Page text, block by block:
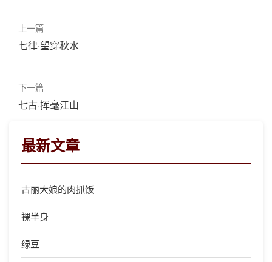
上一篇
七律·望穿秋水
下一篇
七古·挥毫江山
最新文章
古丽大娘的肉抓饭
裸半身
绿豆